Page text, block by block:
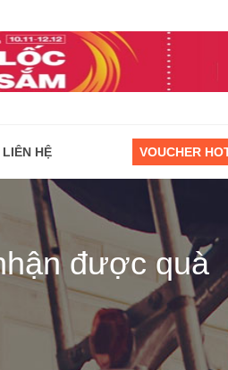
LIÊN HỆ VOUCHER
được quà